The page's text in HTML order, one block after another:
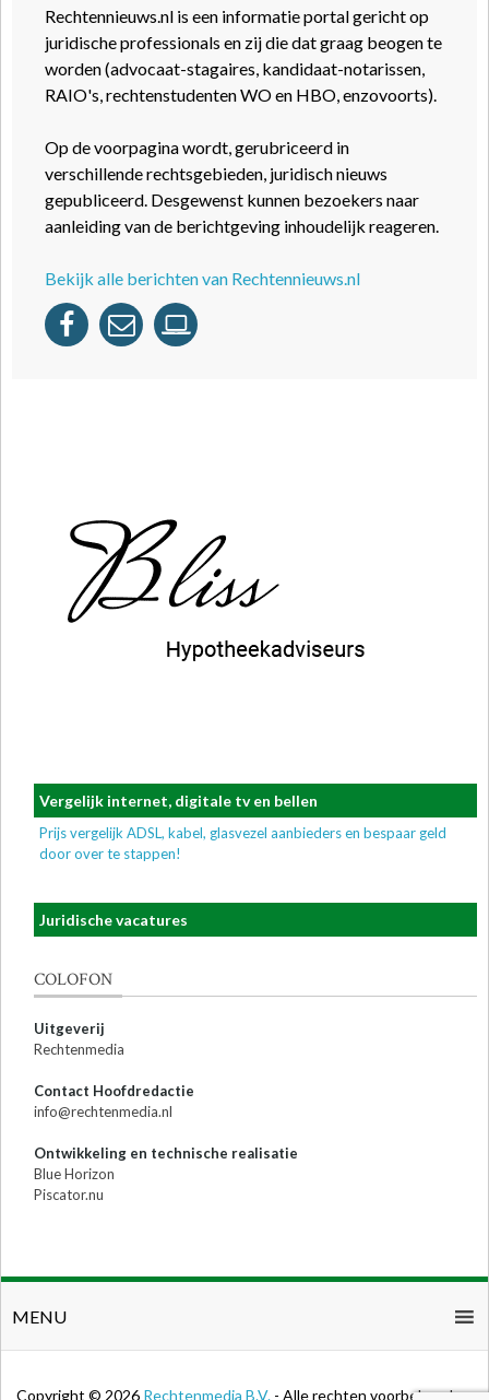
Rechtennieuws.nl is een informatie portal gericht op
juridische professionals en zij die dat graag beogen te
worden (advocaat-stagaires, kandidaat-notarissen,
RAIO's, rechtenstudenten WO en HBO, enzovoorts).
Op de voorpagina wordt, gerubriceerd in
verschillende rechtsgebieden, juridisch nieuws
gepubliceerd. Desgewenst kunnen bezoekers naar
aanleiding van de berichtgeving inhoudelijk reageren.
Bekijk alle berichten van Rechtennieuws.nl
Vergelijk internet, digitale tv en bellen
Prijs vergelijk ADSL, kabel, glasvezel aanbieders en bespaar geld
door over te stappen!
Juridische vacatures
COLOFON
Uitgeverij
Rechtenmedia
Contact Hoofdredactie
info@rechtenmedia.nl
Ontwikkeling en technische realisatie
Blue Horizon
Piscator.nu
MENU
Copyright © 2026 Rechtenmedia B.V. - Alle rechten voorbehouden.